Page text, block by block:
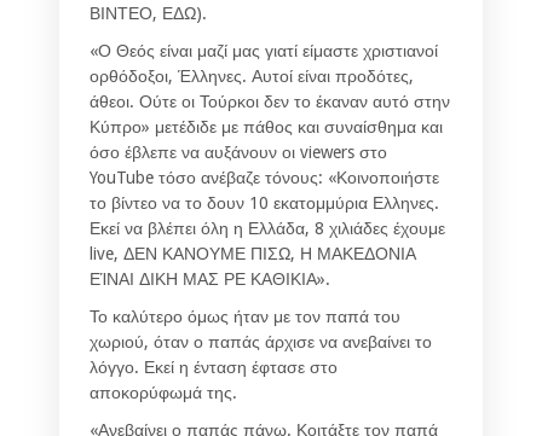
ΒΙΝΤΕΟ, ΕΔΩ).
«Ο Θεός είναι μαζί μας γιατί είμαστε χριστιανοί
ορθόδοξοι, Έλληνες. Αυτοί είναι προδότες,
άθεοι. Ούτε οι Τούρκοι δεν το έκαναν αυτό στην
Κύπρο» μετέδιδε με πάθος και συναίσθημα και
όσο έβλεπε να αυξάνουν οι viewers στο
YouTube τόσο ανέβαζε τόνους: «Κοινοποιήστε
το βίντεο να το δουν 10 εκατομμύρια Ελληνες.
Εκεί να βλέπει όλη η Ελλάδα, 8 χιλιάδες έχουμε
live, ΔΕΝ ΚΑΝΟΥΜΕ ΠΙΣΩ, Η ΜΑΚΕΔΟΝΙΑ
ΕΊΝΑΙ ΔΙΚΗ ΜΑΣ ΡΕ ΚΑΘΙΚΙΑ».
Το καλύτερο όμως ήταν με τον παπά του
χωριού, όταν ο παπάς άρχισε να ανεβαίνει το
λόγγο. Εκεί η ένταση έφτασε στο
αποκορύφωμά της.
«Ανεβαίνει ο παπάς πάνω. Κοιτάξτε τον παπά